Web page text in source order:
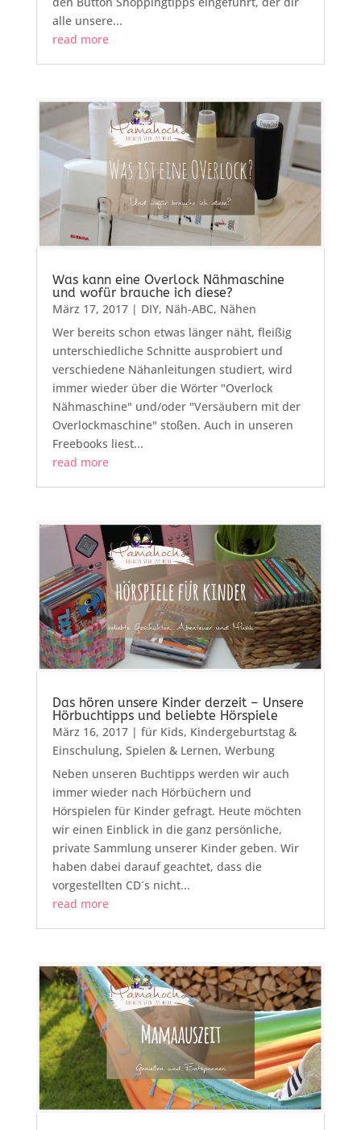
alle unsere...
read more
Was kann eine Overlock Nähmaschine
und wofür brauche ich diese?
März 17, 2017| DIY, Näh-ABC, Nähen
Wer bereits schon etwas länger näht, fleißig
unterschiedliche Schnitte ausprobiert und
verschiedene Nähanleitungen studiert, wird
immer wieder über die Wörter "Overlock
Nähmaschine" und/oder "Versäubern mit der
Overlockmaschine" stoßen. Auch in unseren
Freebooks liest...
read more
Das hören unsere Kinder derzeit – Unsere
Hörbuchtipps und beliebte Hörspiele
März 16, 2017| für Kids, Kindergeburtstag &
Einschulung, Spielen & Lernen, Werbung
Neben unseren Buchtipps werden wir auch
immer wieder nach Hörbüchern und
Hörspielen für Kinder gefragt. Heute möchten
wir einen Einblick in die ganz persönliche,
private Sammlung unserer Kinder geben. Wir
haben dabei darauf geachtet, dass die
vorgestellten CD´s nicht...
read more